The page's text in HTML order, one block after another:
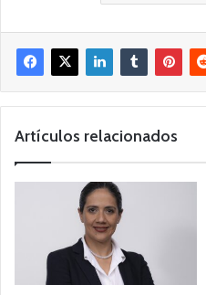
Artículos relacionados